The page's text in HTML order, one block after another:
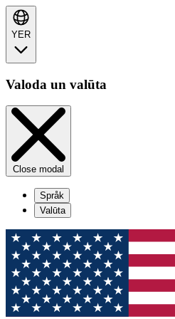
YER
Valoda un valūta
Close modal
Språk
Valūta